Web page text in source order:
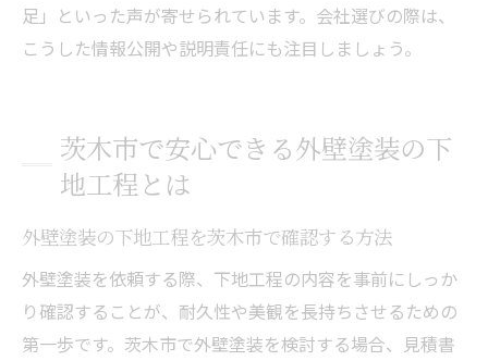
足」といった声が寄せられています。会社選びの際は、
こうした情報公開や説明責任にも注目しましょう。
茨木市で安心できる外壁塗装の下
地工程とは
外壁塗装の下地工程を茨木市で確認する方法
外壁塗装を依頼する際、下地工程の内容を事前にしっか
り確認することが、耐久性や美観を長持ちさせるための
第一歩です。茨木市で外壁塗装を検討する場合、見積書